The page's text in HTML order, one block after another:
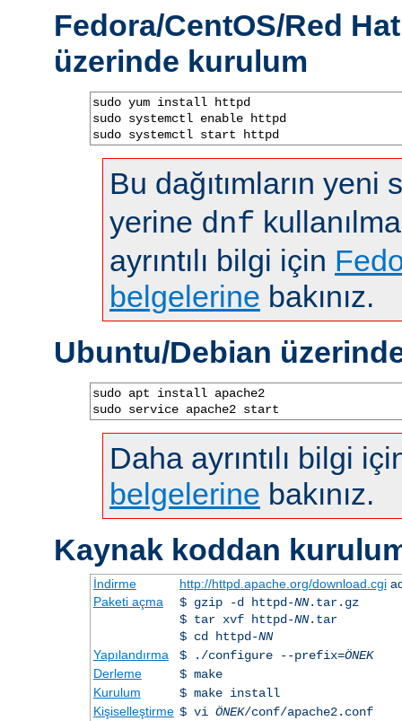
Fedora/CentOS/Red
üzerinde kurulum
sudo yum install httpd
sudo systemctl enable httpd
sudo systemctl start httpd
Bu dağıtımların
yerine dnf
ayrıntılı bilgi için
belgelerine bakınız.
Ubuntu/Debian
sudo apt install apache2
sudo service apache2 start
Daha ayrıntılı bilgi
belgelerine bakınız.
Kaynak koddan
İndirme http://httpd.apache.org/download.cgi
Paketi açma
$ gzip -d httpd-NN.tar.gz
$ tar xvf httpd-NN.tar
$ cd httpd-NN
Yapılandırma
$ ./configure --prefix=ÖNEK
Derleme
$ make
Kurulum
$ make install
Kişiselleştirme $ vi ÖNEK/conf/apache2.conf